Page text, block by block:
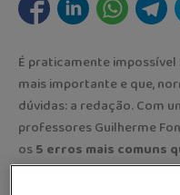
É praticamente
mais importante e que,
dúvidas: a redação. Com
professores Guilherme
os5 erros mais comuns
ENEM.